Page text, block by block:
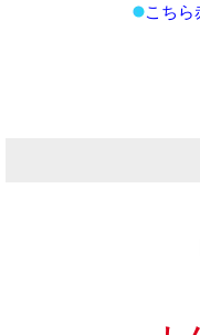
こちら